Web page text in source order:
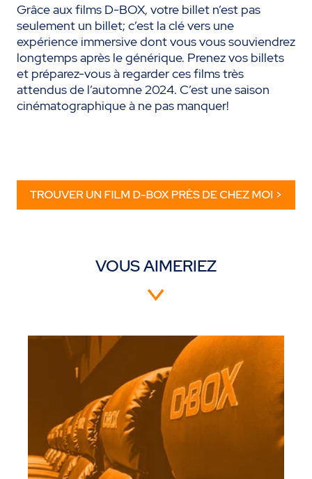
Grâce aux films D-BOX, votre billet n’est pas
seulement un billet; c’est la clé vers une
expérience immersive dont vous vous souviendrez
longtemps après le générique. Prenez vos billets
et préparez-vous à regarder ces films très
attendus de l’automne 2024. C’est une saison
cinématographique à ne pas manquer!
VOUS AIMERIEZ